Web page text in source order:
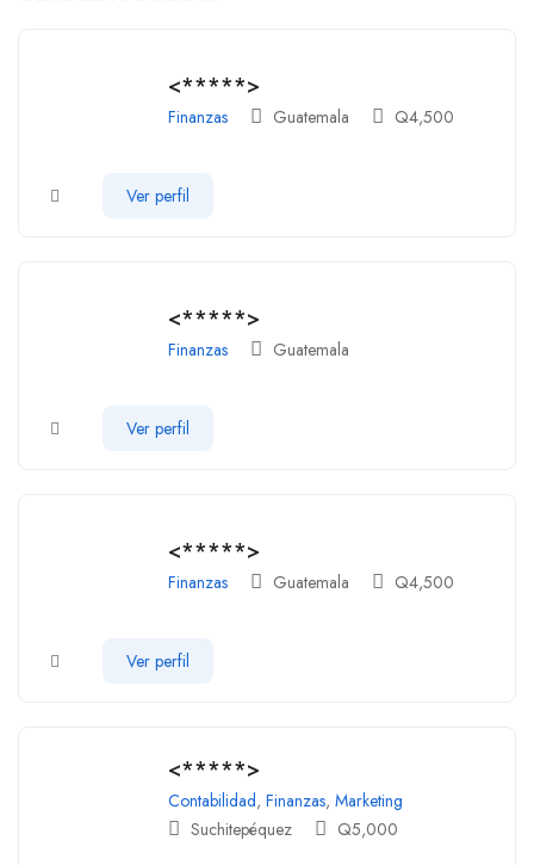
<*****>
Finanzas Guatemala Q4,500
Ver perfil
<*****>
Finanzas Guatemala
Ver perfil
<*****>
Finanzas Guatemala Q4,500
Ver perfil
<*****>
Contabilidad, Finanzas, Marketing
Suchitepéquez
Q5,000